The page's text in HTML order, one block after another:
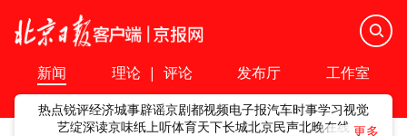
新闻 理论 | 评论 发布厅 工作室
热点锐评经济城事辟谣京剧都视频电子报汽车时事学习视觉
艺绽深读京味纸上听体育天下长城北京民声北晚在线